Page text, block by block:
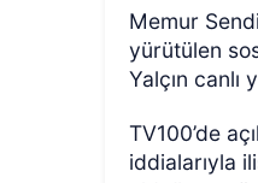
Memur
yürütülen
Yalçın canlı
TV100’de
iddialarıyla